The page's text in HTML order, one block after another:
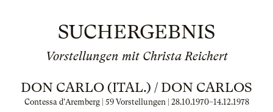
SUCHERGEBNIS
Vorstellungen mit Christa Reichert
DON CARLO (ITAL.) / DON CARLOS
Contessa d'Aremberg | 59 Vorstellungen | 28.10.1970–14.12.1978